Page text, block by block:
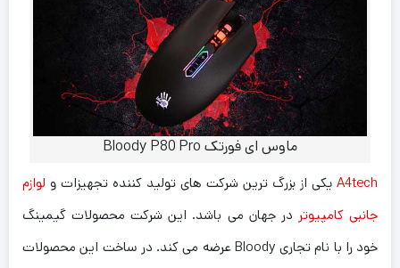
ماوس ای فورتک Bloody P80 Pro
A4tech یکی از بزرگ ترین شرکت های تولید کننده تجهیزات و لوازم
جانبی کامپیوتر در جهان می باشد. این شرکت محصولات گیمینگ
خود را با نام تجاری Bloody عرضه می کند. در ساخت این محصولات